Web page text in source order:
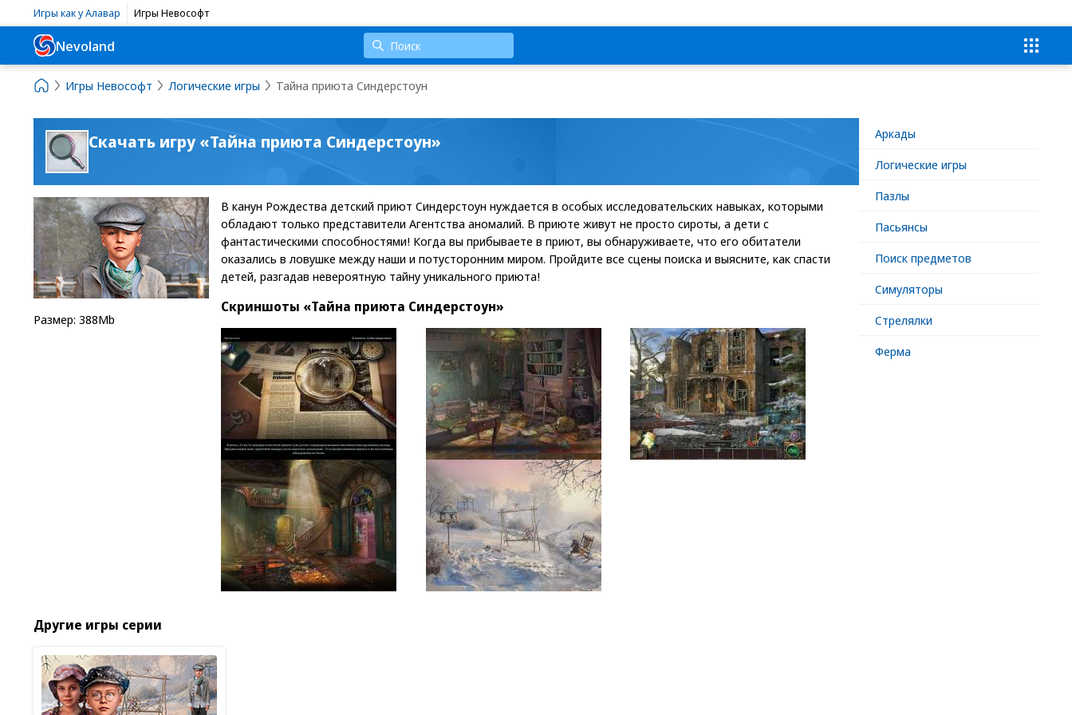
Игры как у Алавар Игры Невософт
Nevoland
Игры Невософт Логические игры Тайна приюта Синдерстоун
Скачать игру «Тайна приюта Синдерстоун»
Размер: 388Mb
В канун Рождества детский приют Синдерстоун нуждается в особых исследовательских навыках, которыми
обладают только представители Агентства аномалий. В приюте живут не просто сироты, а дети с
фантастическими способностями! Когда вы прибываете в приют, вы обнаруживаете, что его обитатели
оказались в ловушке между наши и потусторонним миром. Пройдите все сцены поиска и выясните, как спасти
детей, разгадав невероятную тайну уникального приюта!
Скриншоты «Тайна приюта Синдерстоун»
Другие игры серии
Аркады
Логические игры
Пазлы
Пасьянсы
Поиск предметов
Симуляторы
Стрелялки
Ферма